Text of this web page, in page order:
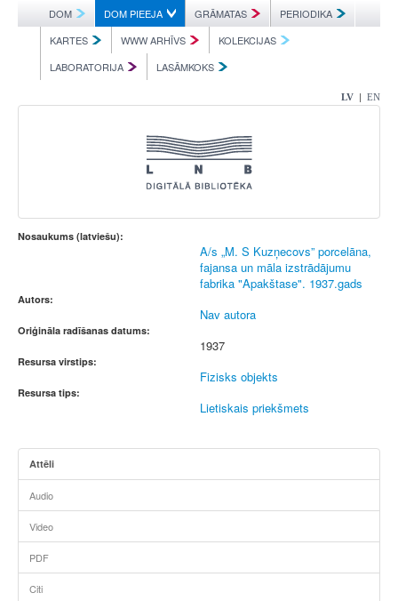
DOM DOM PIEEJA GRĀMATAS
PERIODIKA
KARTES
WWW ARHĪVS
KOLEKCIJAS
LABORATORIJA
LASĀMKOKS
LV | EN
Nosaukums (latviešu):
A/s „M. S Kuzņecovs” porcelāna,
fajansa un māla izstrādājumu
fabrika "Apakštase". 1937.gads
Autors:
Nav autora
Oriģināla radīšanas datums:
1937
Resursa virstips:
Fizisks objekts
Resursa tips:
Lietiskais priekšmets
Attēli
Audio
Video
PDF
Citi